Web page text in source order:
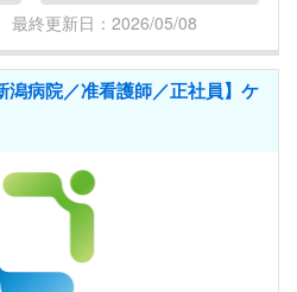
終更新日：2026/05/08
潟病院／准看護師／正社員】ケ